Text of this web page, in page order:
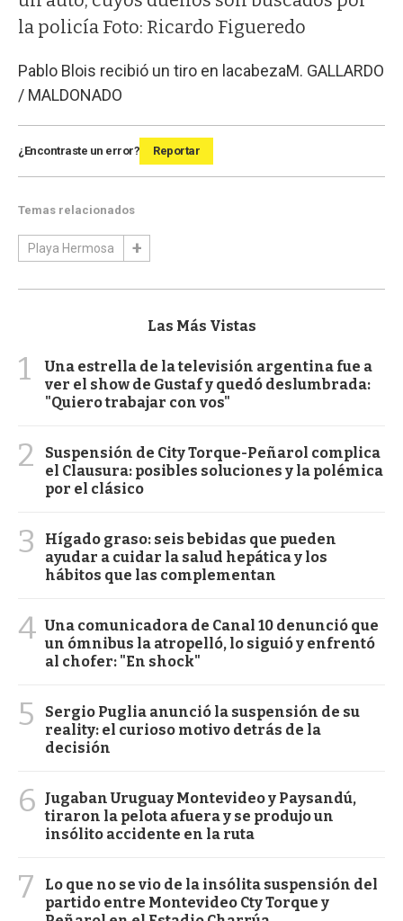
la policía Foto: Ricardo Figueredo
Pablo Blois recibió un tiro en lacabezaM. GALLARDO
/ MALDONADO
¿Encontraste un error? Reportar
Temas relacionados
Playa Hermosa
Las Más Vistas
1
Una estrella de la televisión argentina fue a
ver el show de Gustaf y quedó deslumbrada:
"Quiero trabajar con vos"
2
Suspensión de City Torque-Peñarol complica
el Clausura: posibles soluciones y la polémica
por el clásico
3
Hígado graso: seis bebidas que pueden
ayudar a cuidar la salud hepática y los
hábitos que las complementan
4 Una comunicadora de Canal 10 denunció que
un ómnibus la atropelló, lo siguió y enfrentó
al chofer: "En shock"
5
Sergio Puglia anunció la suspensión de su
reality: el curioso motivo detrás de la
decisión
6
Jugaban Uruguay Montevideo y Paysandú,
tiraron la pelota afuera y se produjo un
insólito accidente en la ruta
7
Lo que no se vio de la insólita suspensión del
partido entre Montevideo Cty Torque y